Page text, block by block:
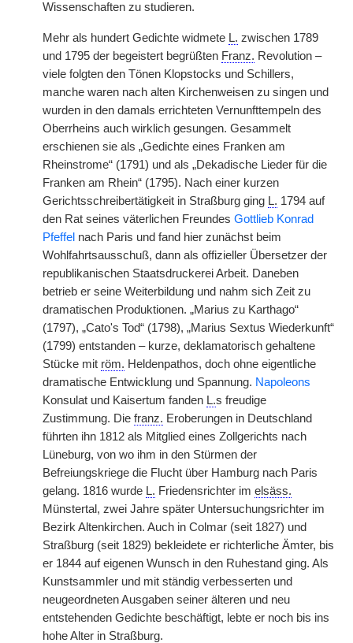
Wissenschaften zu studieren.
Mehr als hundert Gedichte widmete L. zwischen 1789
und 1795 der begeistert begrüßten Franz. Revolution –
viele folgten den Tönen Klopstocks und Schillers,
manche waren nach alten Kirchenweisen zu singen und
wurden in den damals errichteten Vernunfttempeln des
Oberrheins auch wirklich gesungen. Gesammelt
erschienen sie als „Gedichte eines Franken am
Rheinstrome“ (1791) und als „Dekadische Lieder für die
Franken am Rhein“ (1795). Nach einer kurzen
Gerichtsschreibertätigkeit in Straßburg ging L. 1794 auf
den Rat seines väterlichen Freundes Gottlieb Konrad
Pfeffel nach Paris und fand hier zunächst beim
Wohlfahrtsausschuß, dann als offizieller Übersetzer der
republikanischen Staatsdruckerei Arbeit. Daneben
betrieb er seine Weiterbildung und nahm sich Zeit zu
dramatischen Produktionen. „Marius zu Karthago“
(1797), „Cato's Tod“ (1798), „Marius Sextus Wiederkunft“
(1799) entstanden – kurze, deklamatorisch gehaltene
Stücke mit röm. Heldenpathos, doch ohne eigentliche
dramatische Entwicklung und Spannung. Napoleons
Konsulat und Kaisertum fanden L.s freudige
Zustimmung. Die franz. Eroberungen in Deutschland
führten ihn 1812 als Mitglied eines Zollgerichts nach
Lüneburg, von wo ihm in den Stürmen der
Befreiungskriege die Flucht über Hamburg nach Paris
gelang. 1816 wurde L. Friedensrichter im elsäss.
Münstertal, zwei Jahre später Untersuchungsrichter im
Bezirk Altenkirchen. Auch in Colmar (seit 1827) und
Straßburg (seit 1829) bekleidete er richterliche Ämter, bis
er 1844 auf eigenen Wunsch in den Ruhestand ging. Als
Kunstsammler und mit ständig verbesserten und
neugeordneten Ausgaben seiner älteren und neu
entstehenden Gedichte beschäftigt, lebte er noch bis ins
hohe Alter in Straßburg.